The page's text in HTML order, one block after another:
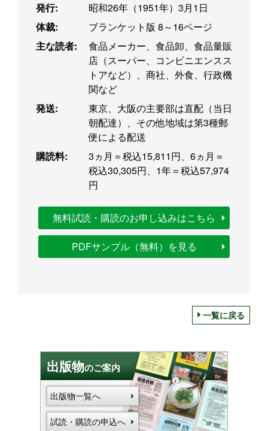
発行:
昭和26年（1951年）3月1日
体裁:
ブランケット版 8～16ページ
主な読者:
食品メーカー、食品卸、食品量販
店（スーパー、コンビニエンスス
トアなど）、商社、外食、行政機
関など
発送:
東京、大阪の主要部は直配（当日
朝配達）、その他地域は第3種郵
便による配送
購読料:
3ヵ月＝税込15,811円、6ヵ月＝
税込30,305円、1年＝税込57,974
円
無料試読・購読のお申し込みはこちら
PDFサンプル（無料）を見る
一覧に戻る
出版物のご案内
出版物一覧へ
試読・購読の申込へ